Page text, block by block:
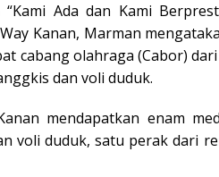
Ada dan Kami
Kanan, Marman
cabang olahraga (Cabor)
dan voli duduk.
mendapatkan enam
voli duduk, satu perak dari